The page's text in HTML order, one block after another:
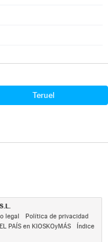
Teruel
legal
Política de privacidad
EL PAÍS en KIOSKOyMÁS
Índice